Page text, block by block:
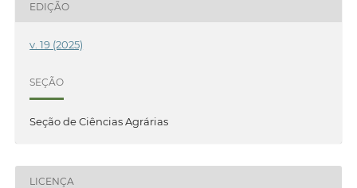
EDIÇÃO
v. 19 (2025)
SEÇÃO
Seção de Ciências Agrárias
LICENÇA